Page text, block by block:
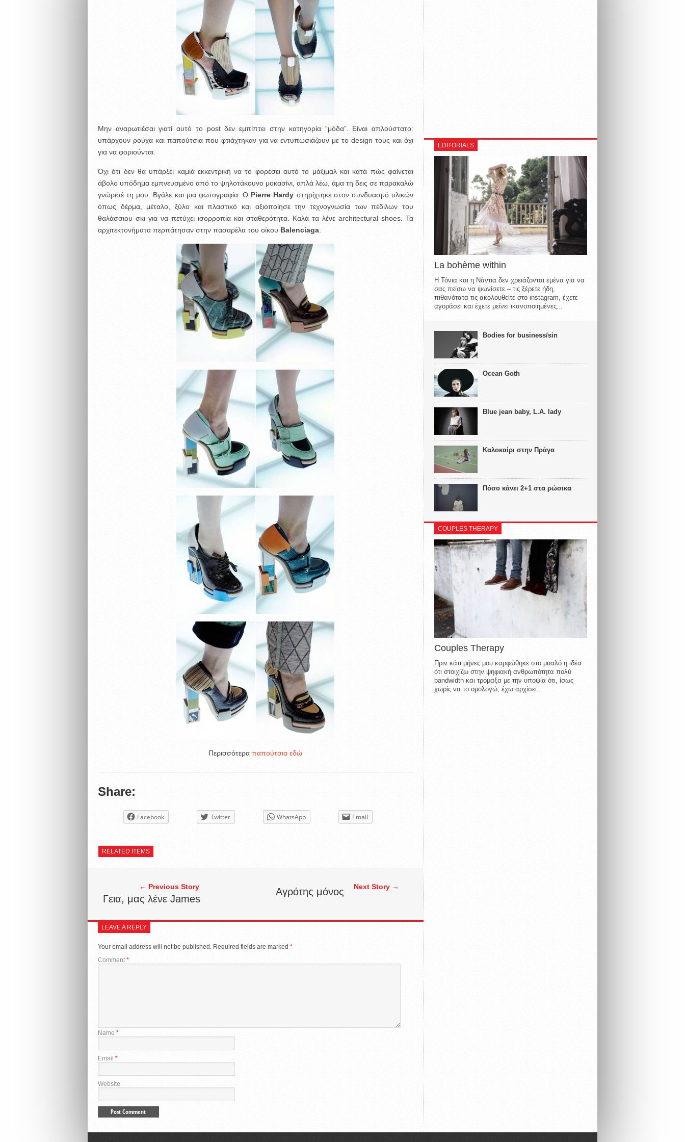
Μην αναρωτιέσαι γιατί αυτό το post δεν εμπίπτει στην κατηγορία “μόδα”. Είναι απλούστατο:
υπάρχουν ρούχα και παπούτσια που φτιάχτηκαν για να εντυπωσιάζουν με το design τους και όχι
για να φοριούνται.
Όχι ότι δεν θα υπάρξει καμιά εκκεντρική να το φορέσει αυτό το μάξιμαλ και κατά πώς φαίνεται
άβολο υπόδημα εμπνευσμένο από το ψηλοτάκουνο μοκασίνι, απλά λέω, άμα τη δεις σε παρακαλώ
γνώρισέ τη μου. Βγάλε και μια φωτογραφία. Ο Pierre Hardy στηρίχτηκε στον συνδυασμό υλικών
όπως δέρμα, μέταλο, ξύλο και πλαστικό και αξιοποίησε την τεχνογνωσία των πέδιλων του
θαλάσσιου σκι για να πετύχει ισορροπία και σταθερότητα. Καλά τα λένε architectural shoes. Τα
αρχιτεκτονήματα περπάτησαν στην πασαρέλα του οίκου Balenciaga.
Περισσότεραπαπούτσια εδώ
Share:
Facebook Twitter WhatsApp Email
RELATED ITEMS
← Previous Story
Γεια, μας λένε James
Next Story →
Αγρότης μόνος
LEAVE A REPLY
Your email address will not be published. Required fields are marked *
Comment*
Name *
Email *
Website
EDITORIALS
La bohème within
Η Τόνια και η Νάντια δεν χρειάζονται εμένα για να
σας πείσω να ψωνίσετε – τις ξέρετε ήδη,
πιθανότατα τις ακολουθείτε στο instagram, έχετε
αγοράσει και έχετε μείνει ικανοποιημένες...
Bodies for business/sin
Ocean Goth
Blue jean baby, L.A. lady
Καλοκαίρι στην Πράγα
Πόσο κάνει 2+1 στα ρώσικα
COUPLES THERAPY
Couples Therapy
Πριν κάτι μήνες μου καρφώθηκε στο μυαλό η ιδέα
ότι στοιχίζω στην ψηφιακή ανθρωπότητα πολύ
bandwidth και τρόμαξα με την υποψία ότι, ίσως
χωρίς να το ομολογώ, έχω αρχίσει...